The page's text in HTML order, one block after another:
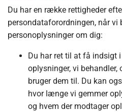
Du har en række rettigheder
persondataforordningen, når vi
personoplysninger om dig:
Du har ret til at få indsigt
oplysninger, vi behandler,
bruger dem til. Du kan
hvor længe vi gemmer
og hvem der modtager